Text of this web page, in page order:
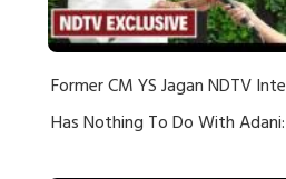
Former CM YS Jagan NDTV
Has Nothing To Do With